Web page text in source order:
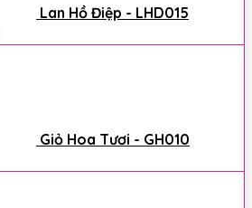
Lan Hồ Điệp - LHD015
Giỏ Hoa Tươi - GH010